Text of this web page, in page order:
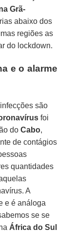
Grã-
abaixo dos
regiões as
do lockdown.
e o alarme
são
foi
doCabo,
de contágios
quantidades
A
e é análoga
se se
África do Sul